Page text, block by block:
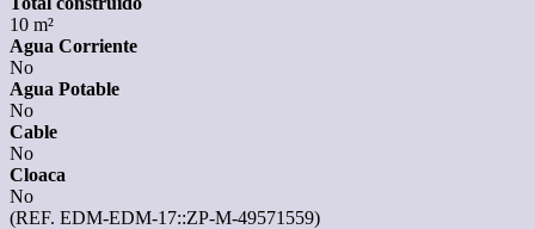
10 m²
Agua Corriente
No
Agua Potable
No
Cable
No
Cloaca
No
(REF. EDM-EDM-17::ZP-M-49571559)